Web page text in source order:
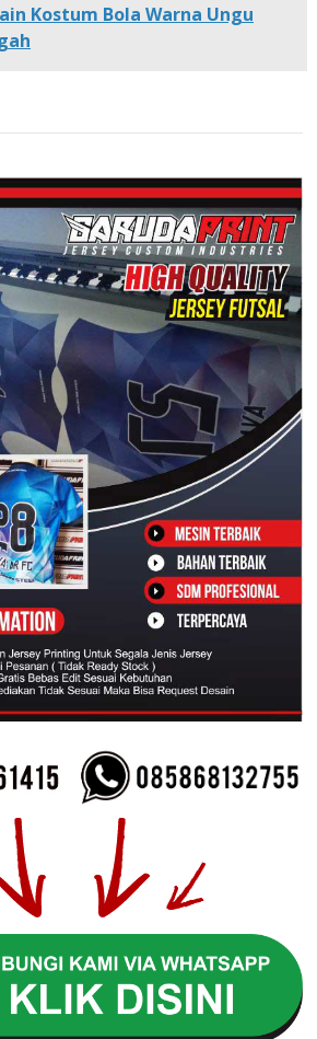
Kostum Bola Warna Ungu